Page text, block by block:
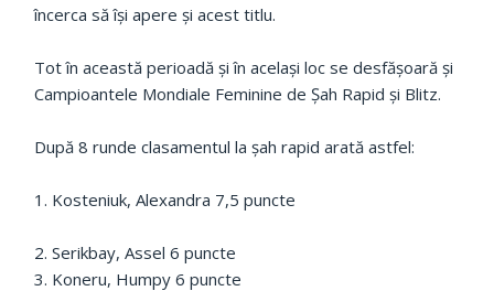
încerca să își apere și acest titlu.
Tot în această perioadă și în același loc se desfășoară și
Campioantele Mondiale Feminine de Șah Rapid și Blitz.
După 8 runde clasamentul la șah rapid arată astfel:
1. Kosteniuk, Alexandra 7,5 puncte
2. Serikbay, Assel 6 puncte
3. Koneru, Humpy 6 puncte